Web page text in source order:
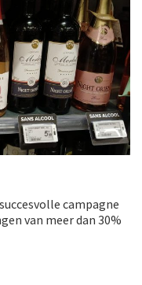
campagne
van meer dan 30%